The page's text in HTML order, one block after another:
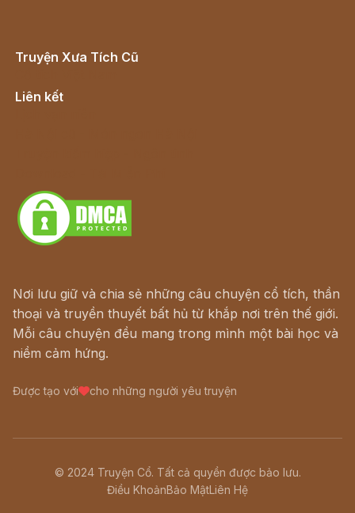
Truyện Xưa Tích Cũ
Liên kết
Nơi lưu giữ và chia sẻ những câu chuyện cổ tích, thần
thoại và truyền thuyết bất hủ từ khắp nơi trên thế giới.
Mỗi câu chuyện đều mang trong mình một bài học và
niềm cảm hứng.
Được tạo với cho những người yêu truyện
© 2024 Truyện Cổ. Tất cả quyền được bảo lưu.
Điều KhoảnBảo MậtLiên Hệ